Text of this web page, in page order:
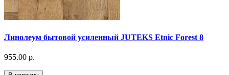
Линолеум бытовой усиленный JUTEKS Etnic Forest 8
955.00 р.